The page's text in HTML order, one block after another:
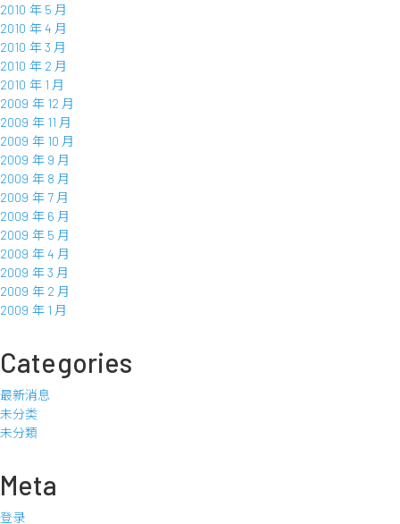
2010 年 5 月
2010 年 4 月
2010 年 3 月
2010 年 2 月
2010 年 1 月
2009 年 12 月
2009 年 11 月
2009 年 10 月
2009 年 9 月
2009 年 8 月
2009 年 7 月
2009 年 6 月
2009 年 5 月
2009 年 4 月
2009 年 3 月
2009 年 2 月
2009 年 1 月
Categories
最新消息
未分类
未分類
Meta
登录